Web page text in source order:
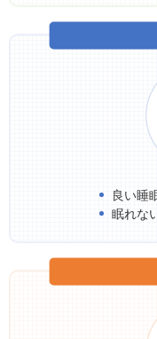
良い睡
眠れな